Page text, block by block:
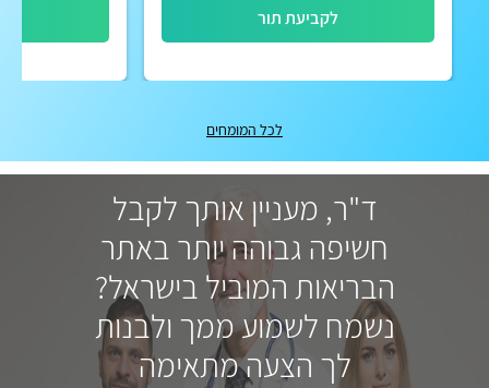
לקביעת תור
לכל המומחים
ד"ר, מעניין אותך לקבל
חשיפה גבוהה יותר באתר
הבריאות המוביל בישראל?
נשמח לשמוע ממך ולבנות
לך הצעה מתאימה